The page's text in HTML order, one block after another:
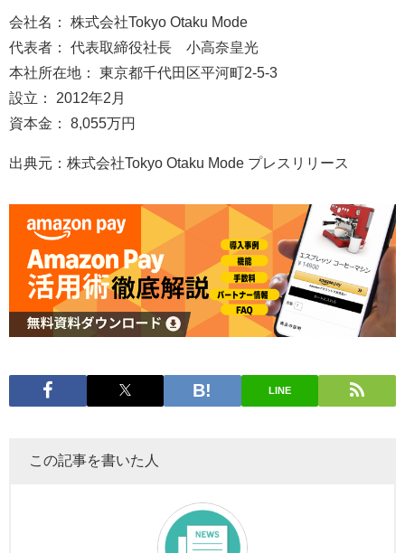
会社名： 株式会社Tokyo Otaku Mode
代表者： 代表取締役社長 小高奈皇光
本社所在地： 東京都千代田区平河町2-5-3
設立： 2012年2月
資本金： 8,055万円
出典元：株式会社Tokyo Otaku Mode プレスリリース
LINE
この記事を書いた人